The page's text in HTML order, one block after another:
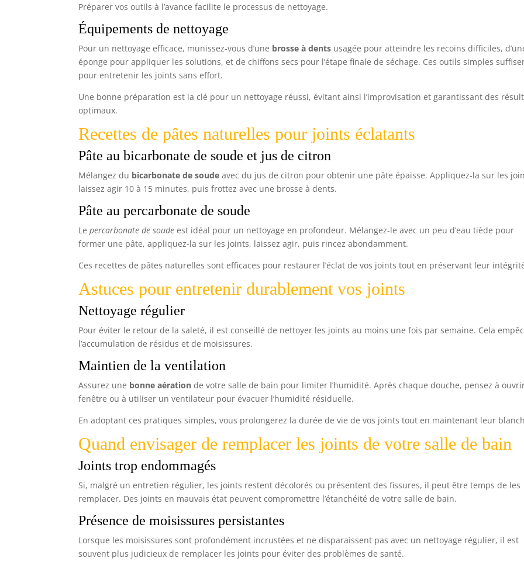
Préparer vos outils à l’avance facilite le processus de nettoyage.
Équipements de nettoyage
Pour un nettoyage efficace, munissez-vous d’une brosse à dents usagée pour atteindre les recoins difficiles,
éponge pour appliquer les solutions, et de chiffons secs pour l’étape finale de séchage. Ces outils simples
pour entretenir les joints sans effort.
Une bonne préparation est la clé pour un nettoyage réussi, évitant ainsi l’improvisation et garantissant des
optimaux.
Recettes de pâtes naturelles pour joints éclatants
Pâte au bicarbonate de soude et jus de citron
Mélangez du bicarbonate de soude avec du jus de citron pour obtenir une pâte épaisse. Appliquez-la sur les
laissez agir 10 à 15 minutes, puis frottez avec une brosse à dents.
Pâte au percarbonate de soude
Lepercarbonate de soude est idéal pour un nettoyage en profondeur. Mélangez-le avec un peu d’eau tiède pour
former une pâte, appliquez-la sur les joints, laissez agir, puis rincez abondamment.
Ces recettes de pâtes naturelles sont efficaces pour restaurer l’éclat de vos joints tout en préservant leur
Astuces pour entretenir durablement vos joints
Nettoyage régulier
Pour éviter le retour de la saleté, il est conseillé de nettoyer les joints au moins une fois par semaine. Cela
l’accumulation de résidus et de moisissures.
Maintien de la ventilation
Assurez une bonne aération de votre salle de bain pour limiter l’humidité. Après chaque douche, pensez à
fenêtre ou à utiliser un ventilateur pour évacuer l’humidité résiduelle.
En adoptant ces pratiques simples, vous prolongerez la durée de vie de vos joints tout en maintenant leur
Quand envisager de remplacer les joints de votre salle de bain
Joints trop endommagés
Si, malgré un entretien régulier, les joints restent décolorés ou présentent des fissures, il peut être temps de les
remplacer. Des joints en mauvais état peuvent compromettre l’étanchéité de votre salle de bain.
Présence de moisissures persistantes
Lorsque les moisissures sont profondément incrustées et ne disparaissent pas avec un nettoyage régulier, il est
souvent plus judicieux de remplacer les joints pour éviter des problèmes de santé.